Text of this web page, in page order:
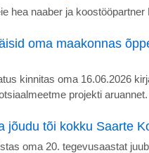
hea naaber ja
oma maakonnas
kinnitas oma 16.06.2026
projekti aruannet.
jõudu tõi kokku Saarte
oma 20. tegevusaastat